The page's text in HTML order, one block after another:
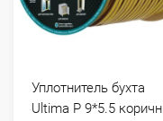
Уплотнитель бухта
Ultima P 9*5.5 коричн.